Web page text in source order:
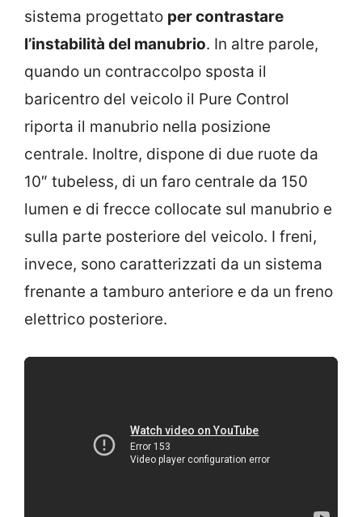
sistema progettato per contrastare
l’instabilità del manubrio. In altre parole,
quando un contraccolpo sposta il
baricentro del veicolo il Pure Control
riporta il manubrio nella posizione
centrale. Inoltre, dispone di due ruote da
10″ tubeless, di un faro centrale da 150
lumen e di frecce collocate sul manubrio e
sulla parte posteriore del veicolo. I freni,
invece, sono caratterizzati da un sistema
frenante a tamburo anteriore e da un freno
elettrico posteriore.